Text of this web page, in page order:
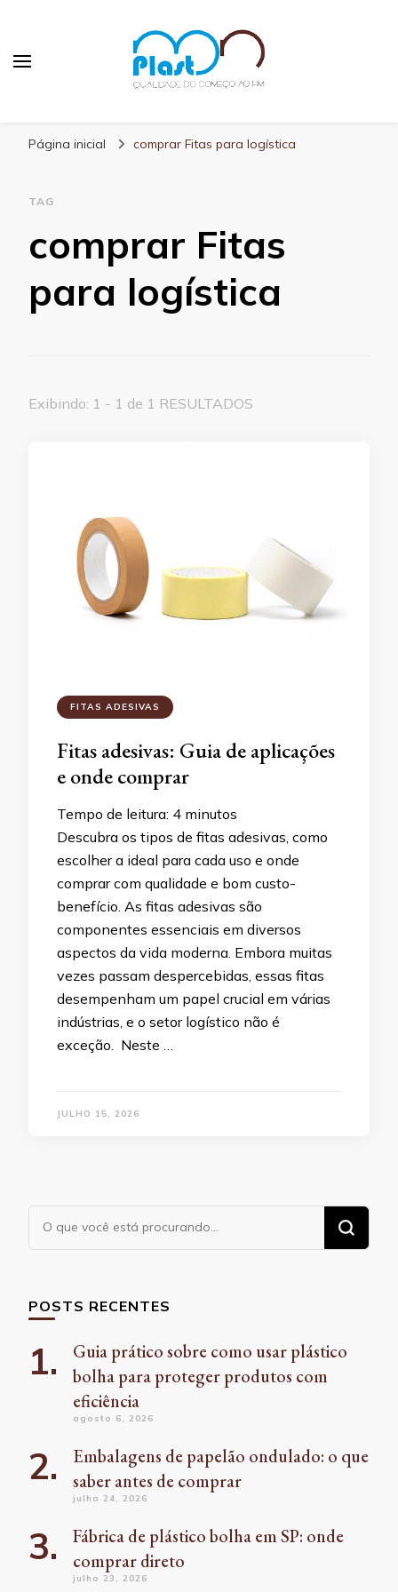
Página inicial comprar Fitas para logística
TAG
comprar Fitas
para logística
Exibindo: 1 - 1 de 1 RESULTADOS
FITAS ADESIVAS
Fitas adesivas: Guia de aplicações
e onde comprar
Tempo de leitura: 4 minutos
Descubra os tipos de fitas adesivas, como
escolher a ideal para cada uso e onde
comprar com qualidade e bom custo-
benefício. As fitas adesivas são
componentes essenciais em diversos
aspectos da vida moderna. Embora muitas
vezes passam despercebidas, essas fitas
desempenham um papel crucial em várias
indústrias, e o setor logístico não é
exceção. Neste …
JULHO 15, 2026
Procurando
algo?
POSTS RECENTES
Guia prático sobre como usar plástico
bolha para proteger produtos com
eficiência
agosto 6, 2026
Embalagens de papelão ondulado: o que
saber antes de comprar
julho 24, 2026
Fábrica de plástico bolha em SP: onde
comprar direto
julho 23, 2026